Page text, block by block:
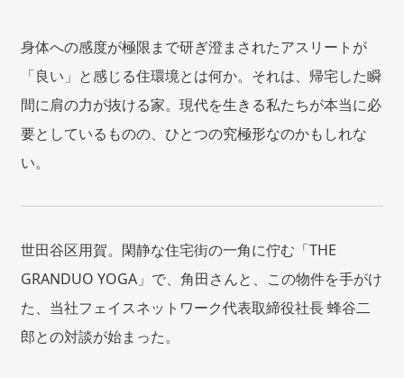
身体への感度が極限まで研ぎ澄まされたアスリートが
「良い」と感じる住環境とは何か。それは、帰宅した瞬
間に肩の力が抜ける家。現代を生きる私たちが本当に必
要としているものの、ひとつの究極形なのかもしれな
い。
世田谷区用賀。閑静な住宅街の一角に佇む「THE
GRANDUO YOGA」で、角田さんと、この物件を手がけ
た、当社フェイスネットワーク代表取締役社長 蜂谷二
郎との対談が始まった。